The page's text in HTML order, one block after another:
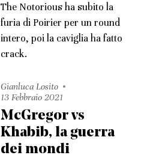
The Notorious ha subito la
furia di Poirier per un round
intero, poi la caviglia ha fatto
crack.
Gianluca Losito
13 Febbraio 2021
McGregor vs
Khabib, la guerra
dei mondi